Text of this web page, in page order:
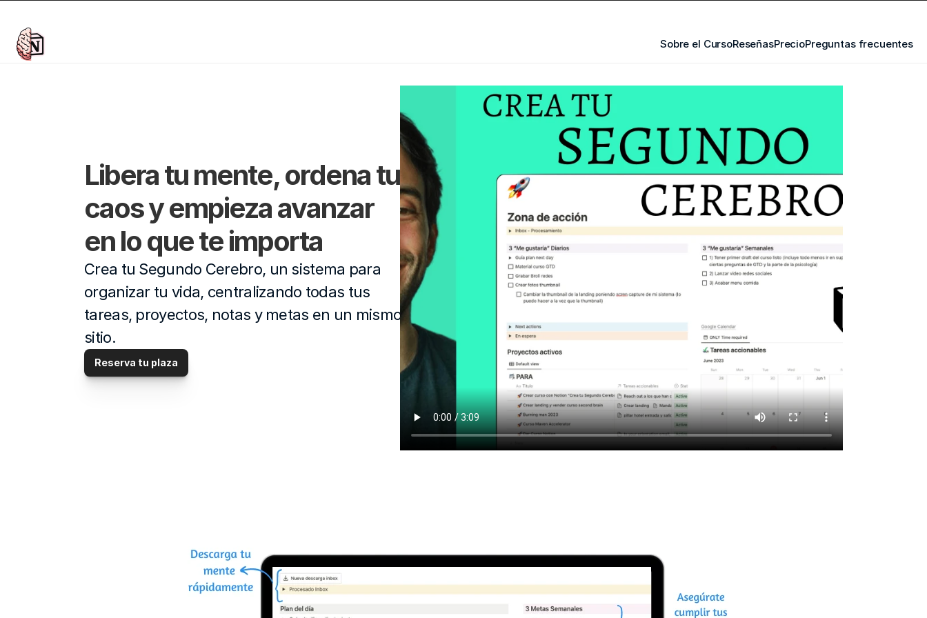
Sobre el CursoReseñasPrecioPreguntas frecuentes
Libera tu mente, ordena tu
caos y empieza avanzar
en lo que te importa
Crea tu Segundo Cerebro, un sistema para
organizar tu vida, centralizando todas tus
tareas, proyectos, notas y metas en un mismo
sitio.
Reserva tu plaza